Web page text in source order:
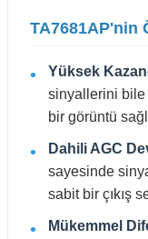
TA7681AP'nin
Yüksek
sinyallerini
bir görüntü
Dahili AGC
sayesinde
sabit bir çıkış
Mükemmel